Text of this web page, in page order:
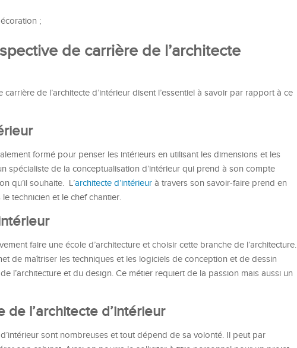
;
de carrière de l’architecte
de l’architecte d’intérieur disent l’essentiel à savoir par rapport à ce
formé pour penser les intérieurs en utilisant les dimensions et les
spécialiste de la conceptualisation d’intérieur qui prend à son compte
qu’il souhaite. L’architecte d’intérieur à travers son savoir-faire prend en
technicien et le chef chantier.
faire une école d’architecture et choisir cette branche de l’architecture.
de maîtriser les techniques et les logiciels de conception et de dessin
l’architecture et du design. Ce métier requiert de la passion mais aussi un
l’architecte d’intérieur
sont nombreuses et tout dépend de sa volonté. Il peut par